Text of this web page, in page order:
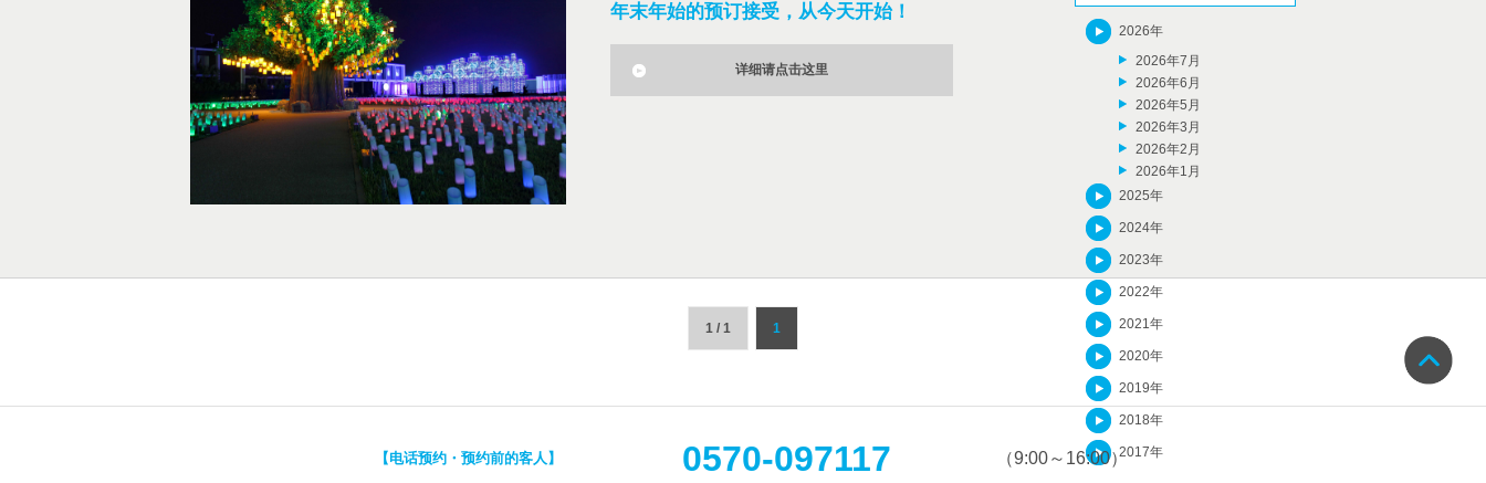
年末年始的预订接受，从今天开始！
详细请点击这里
1 / 1 1
2026年
2026年7月
2026年6月
2026年5月
2026年3月
2026年2月
2026年1月
2025年
2024年
2023年
2022年
2021年
2020年
2019年
2018年
2017年
【电话预约・预约前的客人】 0570-097117 （9:00～16:00）